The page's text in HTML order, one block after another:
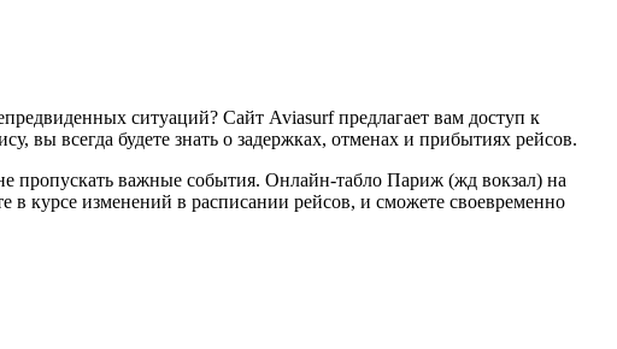
ситуаций? Сайт Aviasurf предлагает вам доступ к
вы всегда будете знать о задержках, отменах и прибытиях рейсов.
пропускать важные события. Онлайн-табло Париж (жд вокзал) на
в курсе изменений в расписании рейсов, и сможете своевременно